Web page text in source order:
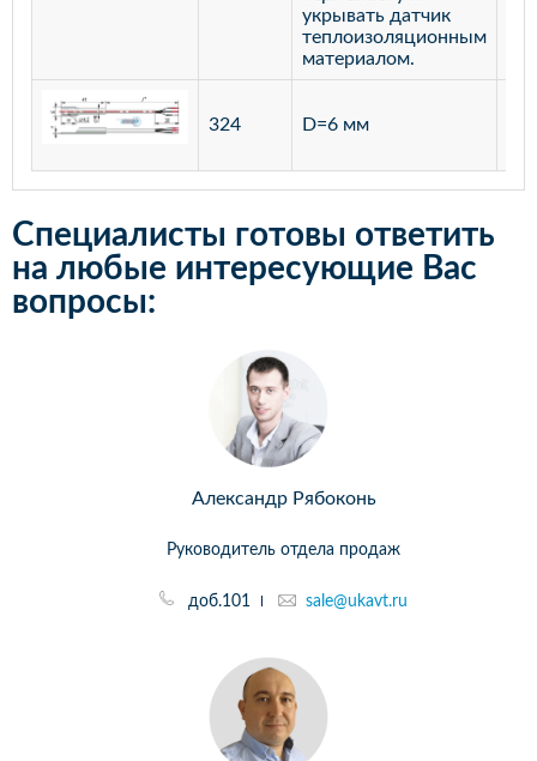
укрывать датчик
теплоизоляционным
материалом.
324 D=6 мм
Специалисты готовы ответить
на любые интересующие Вас
вопросы:
Александр Рябоконь
Руководитель отдела продаж
доб.101 sale@ukavt.ru